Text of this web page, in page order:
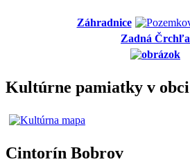
Záhradnice
Zadná Črchľa
Kultúrne pamiatky v obci
Cintorín Bobrov